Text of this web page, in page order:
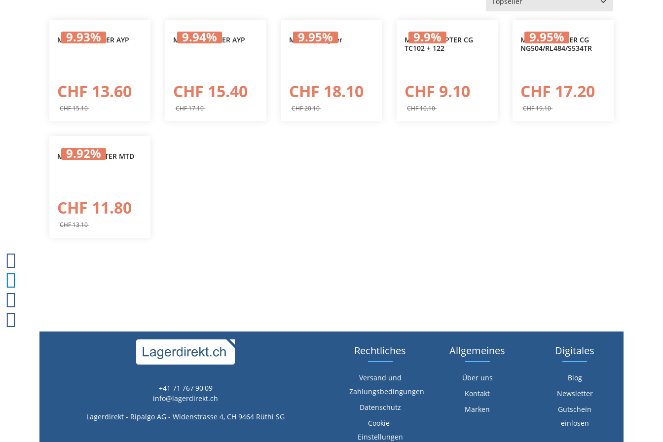
9.93%
MESSERADAPTER AYP
CHF 13.60
CHF 15.10
9.94%
MESSERADAPTER AYP
CHF 15.40
CHF 17.10
9.95%
Messer Adapter
CHF 18.10
CHF 20.10
9.9%
In den Warenkorb
MESSERADAPTER CG
TC102 + 122
CHF 9.10
CHF 10.10
9.95%
In den Warenkorb
MESSERADAPTER CG
NG504/RL484/S534TR
CHF 17.20
CHF 19.10
9.92%
MESSER-ADAPTER MTD
CHF 11.80
CHF 13.10
+41 71 767 90 09
info@lagerdirekt.ch
Lagerdirekt - Ripalgo AG - Widenstrasse 4, CH 9464 Rüthi SG
Rechtliches
Versand und
Zahlungsbedingungen
Datenschutz
Cookie-
Einstellungen
Allgemeines
Über uns
Kontakt
Marken
Digitales
Blog
Newsletter
Gutschein
einlösen